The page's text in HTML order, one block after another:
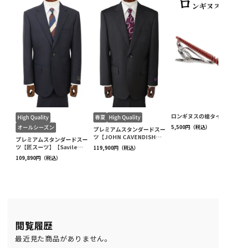
閲覧履歴
最近見た商品がありません。